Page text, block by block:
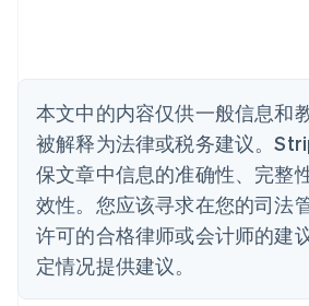
本文中的内容仅供一般信息和
被解释为法律或税务建议。
保文章中信息的准确性、完整
效性。您应该寻求在您的司法
许可的合格律师或会计师的建
定情况提供建议。
English
丹麦
English
德国
DeutschEnglish
法国
FrançaisEnglish
芬兰
EnglishSvenska